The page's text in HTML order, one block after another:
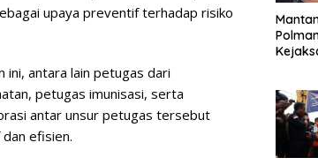
upaya preventif terhadap risiko
ini, antara lain petugas dari
petugas imunisasi, serta
antar unsur petugas tersebut
efisien.
Pemilu